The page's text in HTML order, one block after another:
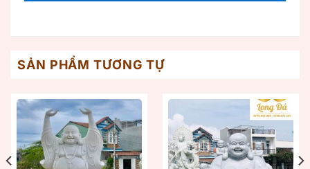
SẢN PHẨM TƯƠNG TỰ